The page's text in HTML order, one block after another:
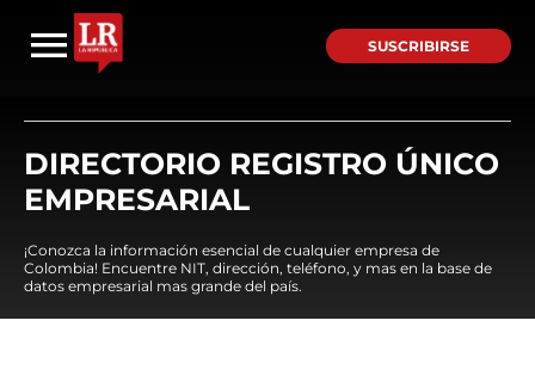
SUSCRIBIRSE
DIRECTORIO REGISTRO ÚNICO
EMPRESARIAL
¡Conozca la información esencial de cualquier empresa de
Colombia! Encuentre NIT, dirección, teléfono, y mas en la base de
datos empresarial mas grande del país.